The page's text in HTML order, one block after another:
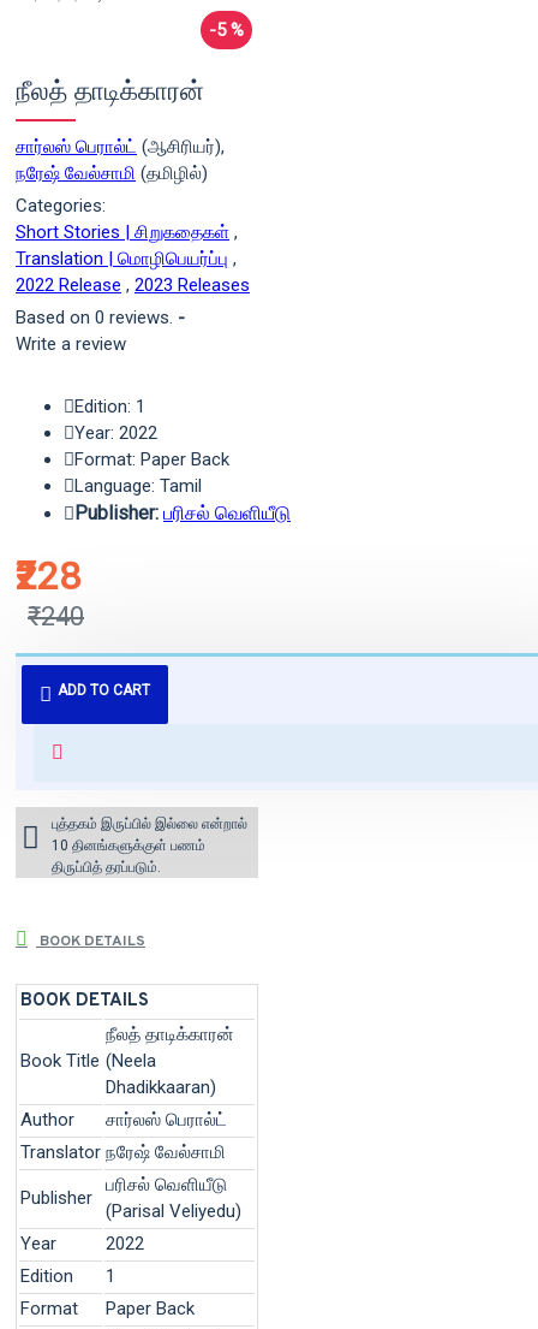
-5 %
நீலத் தாடிக்காரன்
சார்லஸ் பெரால்ட் (ஆசிரியர்),
நரேஷ் வேல்சாமி (தமிழில்)
Categories:
Short Stories | சிறுகதைகள் ,
Translation | மொழிபெயர்ப்பு ,
2022 Release , 2023 Releases
Based on 0 reviews. -
Write a review
₹228
₹240
Edition: 1
Year: 2022
Format: Paper Back
Language: Tamil
Publisher: பரிசல் வெளியீடு
ADD TO CART
புத்தகம் 3 - 7 நாட்களில் அனுப்பி
வைக்கப்படும்.
for orders above ₹1000 within
புத்தகம் இருப்பில் இல்லை என்றால்
10 தினங்களுக்குள் பணம்
திருப்பித் தரப்படும்.
BOOK DETAILS
BOOK DETAILS
Book Title
நீலத் தாடிக்காரன்
(Neela
Dhadikkaaran)
Author
சார்லஸ் பெரால்ட்
Translator நரேஷ் வேல்சாமி
Publisher
பரிசல் வெளியீடு
(Parisal Veliyedu)
Year
2022
Edition
1
Format
Paper Back